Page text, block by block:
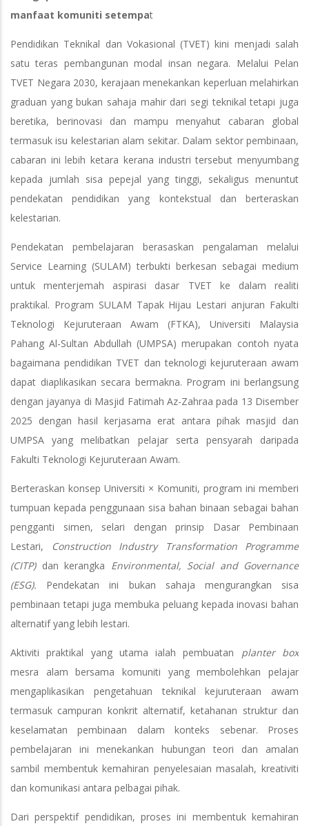
manfaat komuniti setempat
Pendidikan Teknikal dan Vokasional (TVET) kini menjadi salah
satu teras pembangunan modal insan negara. Melalui Pelan
TVET Negara 2030, kerajaan menekankan keperluan melahirkan
graduan yang bukan sahaja mahir dari segi teknikal tetapi juga
beretika, berinovasi dan mampu menyahut cabaran global
termasuk isu kelestarian alam sekitar. Dalam sektor pembinaan,
cabaran ini lebih ketara kerana industri tersebut menyumbang
kepada jumlah sisa pepejal yang tinggi, sekaligus menuntut
pendekatan pendidikan yang kontekstual dan berteraskan
kelestarian.
Pendekatan pembelajaran berasaskan pengalaman melalui
Service Learning (SULAM) terbukti berkesan sebagai medium
untuk menterjemah aspirasi dasar TVET ke dalam realiti
praktikal. Program SULAM Tapak Hijau Lestari anjuran Fakulti
Teknologi Kejuruteraan Awam (FTKA), Universiti Malaysia
Pahang Al-Sultan Abdullah (UMPSA) merupakan contoh nyata
bagaimana pendidikan TVET dan teknologi kejuruteraan awam
dapat diaplikasikan secara bermakna. Program ini berlangsung
dengan jayanya di Masjid Fatimah Az-Zahraa pada 13 Disember
2025 dengan hasil kerjasama erat antara pihak masjid dan
UMPSA yang melibatkan pelajar serta pensyarah daripada
Fakulti Teknologi Kejuruteraan Awam.
Berteraskan konsep Universiti × Komuniti, program ini memberi
tumpuan kepada penggunaan sisa bahan binaan sebagai bahan
pengganti simen, selari dengan prinsip Dasar Pembinaan
Lestari,
Construction Industry Transformation Programme
(CITP) dan kerangka Environmental, Social and Governance
(ESG). Pendekatan ini bukan sahaja mengurangkan sisa
pembinaan tetapi juga membuka peluang kepada inovasi bahan
alternatif yang lebih lestari.
Aktiviti praktikal yang utama ialah pembuatan planter box
mesra alam bersama komuniti yang membolehkan pelajar
mengaplikasikan pengetahuan teknikal kejuruteraan awam
termasuk campuran konkrit alternatif, ketahanan struktur dan
keselamatan pembinaan dalam konteks sebenar. Proses
pembelajaran ini menekankan hubungan teori dan amalan
sambil membentuk kemahiran penyelesaian masalah, kreativiti
dan komunikasi antara pelbagai pihak.
Dari perspektif pendidikan, proses ini membentuk kemahiran